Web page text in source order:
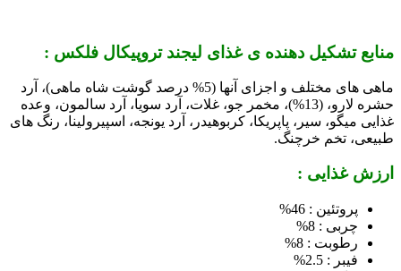
منابع تشکیل دهنده ی غذای لیجند تروپیکال فلکس :
ماهی های مختلف و اجزای آنها (5% درصد گوشت شاه ماهی)، آرد
حشره لارو، (13%)، مخمر جو، غلات، آرد سویا، آرد سالمون
، وعده
غذایی میگو، سیر، پاپریکا، کربوهیدر، آرد یونجه، اسپیرولینا، رنگ های
طبیعی، تخم خرچنگ.
ارزش غذایی :
پروتئین : 46%
چربی : 8%
رطوبت : 8%
فیبر : 2.5%